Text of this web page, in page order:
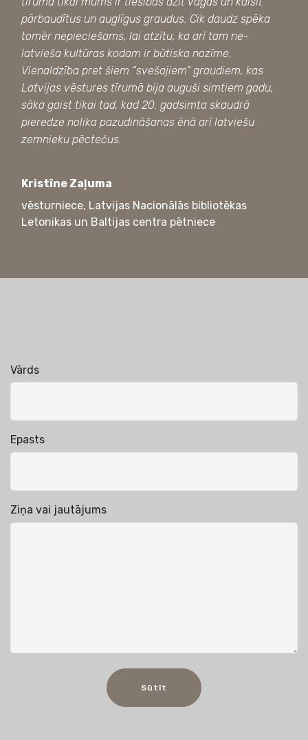
pārbaudītus un auglīgus graudus. Cik daudz spēka
tomēr nepieciešams, lai atzītu, ka arī tam ne-
latvieša kultūras kodam ir būtiska nozīme.
Vienaldzība pret šiem “svešajiem” graudiem, kas
Latvijas vēstures tīrumā bija auguši simtiem gadu,
sāka gaist tikai tad, kad 20. gadsimta skaudrā
pieredze nolika pazudināšanas ēnā arī latviešu
zemnieku pēctečus.
Kristīne Zaļuma
vēsturniece, Latvijas Nacionālās bibliotēkas
Letonikas un Baltijas centra pētniece
Vārds
Epasts
Ziņa vai jautājums
Sūtīt
+371 67 812 790
© Vitolds Mašnovskis | © SIA “DUE”, 2020